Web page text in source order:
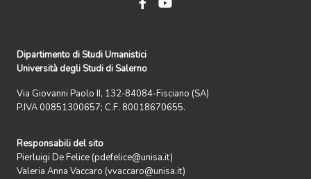
Dipartimento di Studi Umanistici
Università degli Studi di Salerno
Via Giovanni Paolo II, 132-84084-Fisciano (SA)
P.IVA 00851300657; C.F. 80018670655.
Responsabili del sito
Pierluigi De Felice (pdefelice@unisa.it)
Valeria Anna Vaccaro (vvaccaro@unisa.it)